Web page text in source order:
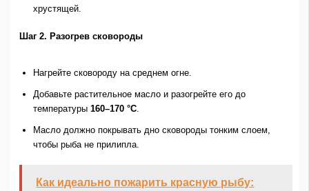
хрустящей.
Шаг 2. Разогрев сковороды
Нагрейте сковороду на среднем огне.
Добавьте растительное масло и разогрейте его до
температуры 160–170 °C.
Масло должно покрывать дно сковороды тонким слоем,
чтобы рыба не прилипла.
Как идеально пожарить красную рыбу: